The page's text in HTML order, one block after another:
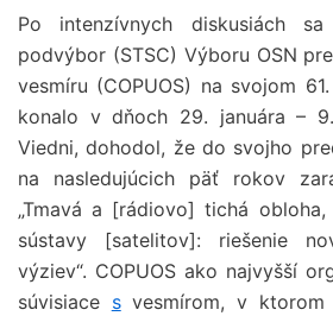
Po intenzívnych diskusiách sa
podvýbor (STSC) Výboru OSN
vesmíru (COPUOS) na svojom
konalo v dňoch 29. januára –
Viedni, dohodol, že do svojho
na nasledujúcich päť rokov
„Tmavá a [rádiovo] tichá obloha,
sústavy [satelitov]: riešenie
výziev“. COPUOS ako najvyšší
súvisiace svesmírom, v ktorom